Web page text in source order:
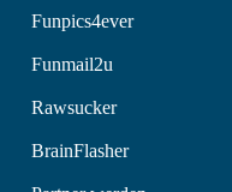
Funpics4ever
Funmail2u
Rawsucker
BrainFlasher